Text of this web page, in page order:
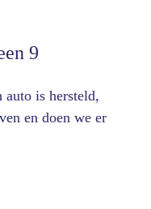
9
auto is hersteld,
en doen we er